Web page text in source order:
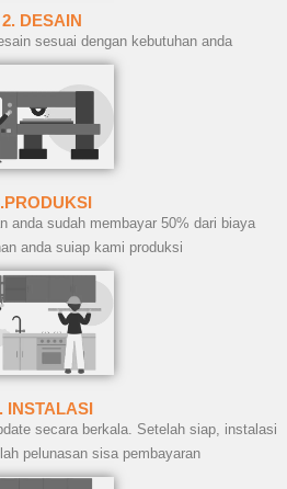
2. DESAIN
sesuai dengan kebutuhan anda
anda sudah membayar 50% dari biaya
anda suiap kami produksi
INSTALASI
secara berkala. Setelah siap, instalasi
pelunasan sisa pembayaran